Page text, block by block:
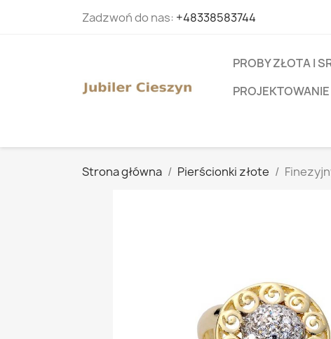
Zadzwoń do nas: +48338583744
PROBY ZŁOTA I
Strona główna Pierścionki złote